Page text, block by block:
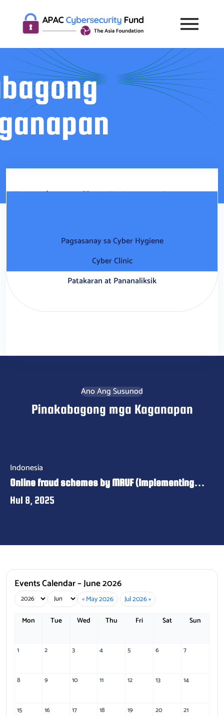
Hanapin ang Mga Update ng Programa
Pagsasanay sa Cyber Hygiene
Cyber Clinic
Patakaran at Pananaliksik
Ano Ang Susunod
Pinakabagong mga Kaganapan
Indonesia
Online fraud schemes by MRUF (Implementing
Partner)
Hul 8, 2025
Events Calendar – June 2026
« May 2026
Jul 2026 »
Mon
Tue Wed Thu Fri Sat Sun
1 2 3 4 5 6 7
8 9 10 11 12 13 14
15 16 17 18 19 20 21